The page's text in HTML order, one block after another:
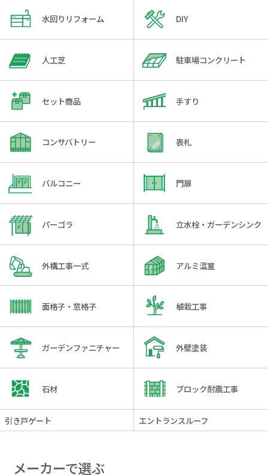
水回りリフォーム DIY
人工芝 駐車場コンクリート
セット商品 手すり
コンサバトリー 表札
バルコニー 門扉
パーゴラ 立水栓・ガーデンシンク
外構工事一式 アルミ温室
面格子・窓格子 植栽工事
ガーデンファニチャー 外壁塗装
石材 ブロック耐震工事
引き戸ゲート エントランスルーフ
メーカーで選ぶ